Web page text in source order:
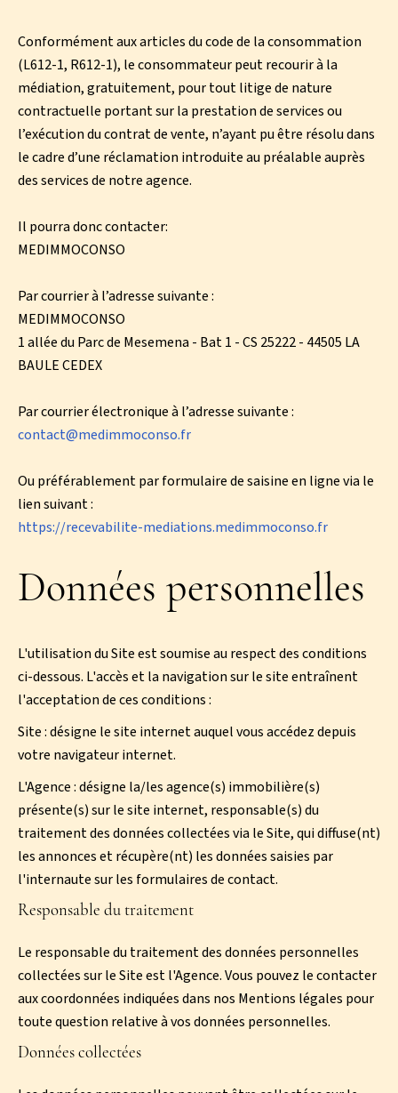
Conformément aux articles du code de la consommation
(L612-1, R612-1), le consommateur peut recourir à la
médiation, gratuitement, pour tout litige de nature
contractuelle portant sur la prestation de services ou
l’exécution du contrat de vente, n’ayant pu être résolu dans
le cadre d’une réclamation introduite au préalable auprès
des services de notre agence.
Il pourra donc contacter:
MEDIMMOCONSO
Par courrier à l’adresse suivante :
MEDIMMOCONSO
1 allée du Parc de Mesemena - Bat 1 - CS 25222 - 44505 LA
BAULE CEDEX
Par courrier électronique à l’adresse suivante :
contact@medimmoconso.fr
Ou préférablement par formulaire de saisine en ligne via le
lien suivant :
https://recevabilite-mediations.medimmoconso.fr
Données personnelles
L'utilisation du Site est soumise au respect des conditions
ci-dessous. L'accès et la navigation sur le site entraînent
l'acceptation de ces conditions :
Site : désigne le site internet auquel vous accédez depuis
votre navigateur internet.
L'Agence : désigne la/les agence(s) immobilière(s)
présente(s) sur le site internet, responsable(s) du
traitement des données collectées via le Site, qui diffuse(nt)
les annonces et récupère(nt) les données saisies par
l'internaute sur les formulaires de contact.
Responsable du traitement
Le responsable du traitement des données personnelles
collectées sur le Site est l'Agence. Vous pouvez le contacter
aux coordonnées indiquées dans nos Mentions légales pour
toute question relative à vos données personnelles.
Données collectées